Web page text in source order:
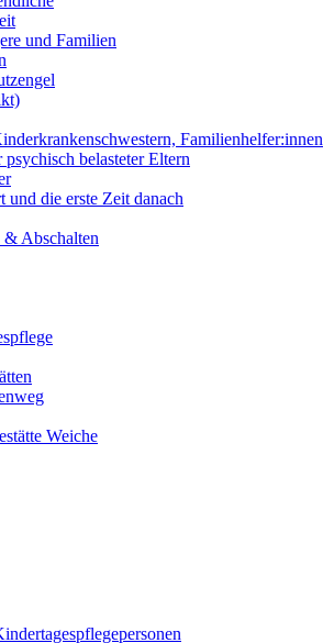
und Familien
Familienhelfer:innen
belasteter Eltern
und die erste Zeit danach
Abschalten
Weiche